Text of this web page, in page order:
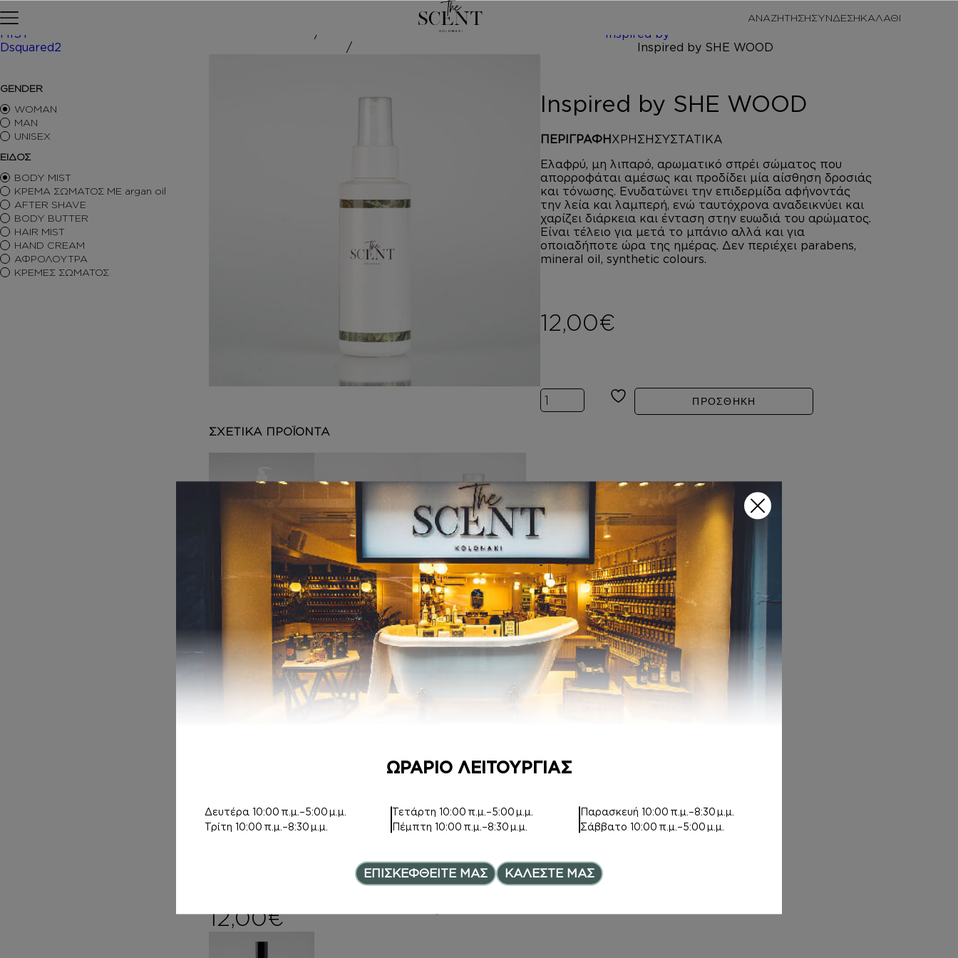
ΑΝΑΖΗΤΗΣΗΣΥΝΔΕΣΗ
ΑΦΡΟΛΟΥΤΡΑ
ΚΡΕΜΕΣ ΣΩΜΑΤΟΣ
BODY BUTTER
BODY MIST
HAIR MIST
BODY SORBET – AFTER SUN
HAIR OILS
SHIMMERING BODY OIL
SKINCARE
ΑΝΤΙΣΗΠΤΙΚΑ
ΑΡΩΜΑΤΙΚΑ ΚΕΡΙΑ – DIFFUSERS
SETS
/
ΠΕΡΙΠΟΙΗΣΗ
/
MIST
/ Inspired by
Dsquared2 / Inspired by SHE WOOD
Inspired by SHE WOOD
ΠΕΡΙΓΡΑΦΗ ΧΡΗΣΗ ΣΥΣΤΑΤΙΚΑ
Ελαφρύ, μη λιπαρό, αρωματικό σπρέι σώματος που
απορροφάται αμέσως και προδίδει μία αίσθηση δροσιάς
και τόνωσης. Ενυδατώνει την επιδερμίδα αφήνοντάς
την λεία και λαμπερή, ενώ ταυτόχρονα αναδεικνύει και
χαρίζει διάρκεια και ένταση στην ευωδιά του αρώματος.
Είναι τέλειο για μετά το μπάνιο αλλά και για
οποιαδήποτε ώρα της ημέρας. Δεν περιέχει parabens,
mineral oil, synthetic colours.
12,00€
GENDER
WOMAN
MAN
UNISEX
ΕΙΔΟΣ
BODY MIST
ΚΡΕΜΑ ΣΩΜΑΤΟΣ ΜΕ argan oil
AFTER SHAVE
BODY BUTTER
HAIR MIST
HAND CREAM
ΑΦΡΟΛΟΥΤΡΑ
ΚΡΕΜΕΣ ΣΩΜΑΤΟΣ
Inspired by SHE WOOD ποσότητα
ΠΡΟΣΘΗΚΗ
ΣΧΕΤΙΚΑ ΠΡΟΪΟΝΤΑ
ΚΡΕΜΑ ΣΩΜΑΤΟ
Σ ΜΕ argan oil
Inspired by SHE
14,00€
BODY BUTTER
Inspired by SHE
WOOD
15,00€
HAND CREAM
Inspired by SHE
WOOD
7,50€
ΚΡΕΜΕΣ ΣΩΜΑΤ
ΟΣ
12,00€Price range: 7,00€ through 12,00€
HAIR MIST
Inspired by SHE
11,00€
ΑΦΡΟΛΟΥΤΡΑ
Inspired by SHE
6,00€ –
ΩΡΑΡΙΟ ΛΕΙΤΟΥΡΓΙΑΣ
Δευτέρα 10:00 π.μ.–5:00 μ.μ.
Τρίτη 10:00 π.μ.–8:30 μ.μ.
Τετάρτη10:00 π.μ.–5:00 μ.μ.
Πέμπτη10:00 π.μ.–8:30 μ.μ.
Παρασκευή 10:00 π.μ.–8:30 μ.μ.
Σάββατο 10:00 π.μ.–5:00 μ.μ.
ΕΠΙΣΚΕΦΘΕΙΤΕ ΜΑΣ ΚΑΛΕΣΤΕ ΜΑΣ